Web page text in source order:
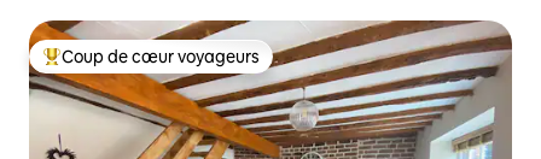
Coup de cœur voyageurs parmi les plus aimés
Coup de cœur voyageurs